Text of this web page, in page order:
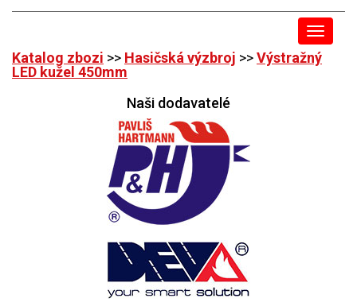
Toggle
Katalog zbozi >> Hasičská výzbroj >>Výstražný
LED kužel 450mm
Naši dodavatelé